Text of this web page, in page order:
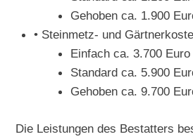
Gehoben ca. 1.900
• Steinmetz- und
Einfach ca. 3.700 Euro
Standard ca. 5.900
Gehoben ca. 9.700
Die Leistungen des Bestatters